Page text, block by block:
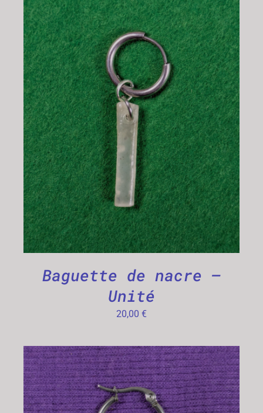
CHOIX DES OPTIONS
/
DÉTAILS
Baguette de nacre –
Unité
20,00 €